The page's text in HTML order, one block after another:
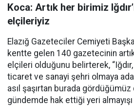
Koca: Artık her birimiz
elçileriyiz
Elazığ Gazeteciler Cemiyeti
kentte gelen 140 gazetecinin artık
elçileri olduğunu belirterek, “Iğdır,
ticaret ve sanayi şehri olmaya
asıl şaşırtan burada
gündemde hak ettiği yeri